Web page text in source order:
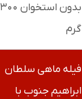
بدون استخوان ۳۰۰
گرم
فیله ماهی سلطان
ابراهیم جنوب با